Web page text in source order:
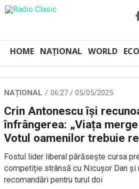
HOME NAȚIONAL WORLD
NAȚIONAL 06:27 / 05/05/2025
Crin Antonescu își
înfrângerea: „Viața
Votul oamenilor trebuie
Fostul lider liberal părăsește cursa
competiție strânsă cu Nicușor Dan și
recomandări pentru turul doi